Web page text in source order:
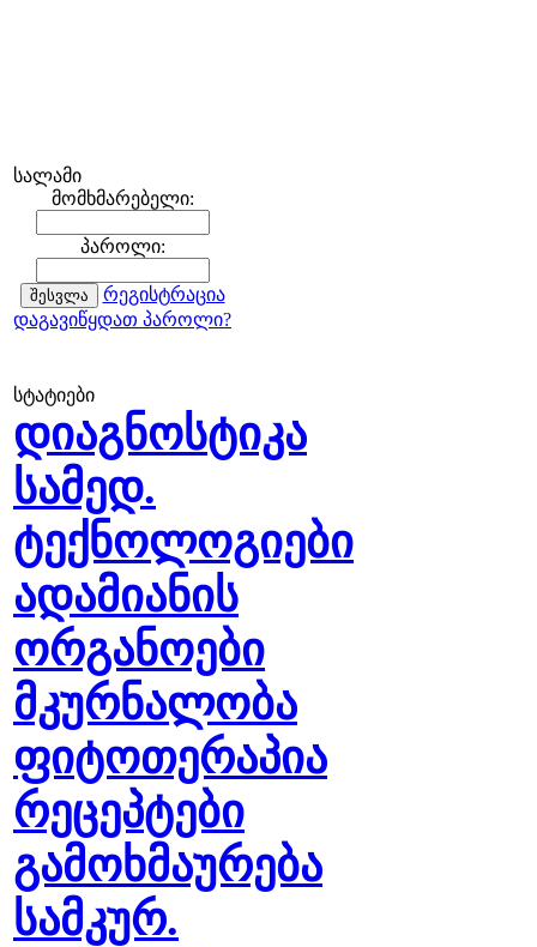
სალამი
მომხმარებელი:
პაროლი:
რეგისტრაცია
დაგავიწყდათ პაროლი?
სტატიები
დიაგნოსტიკა
სამედ.
ტექნოლოგიები
ადამიანის
ორგანოები
მკურნალობა
ფიტოთერაპია
რეცეპტები
გამოხმაურება
სამკურ.